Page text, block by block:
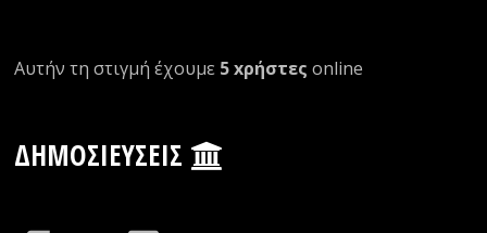
Αυτήν τη στιγμή έχουμε 5 xρήστες οnline
ΔΗΜΟΣΙΕΎΣΕΙΣ